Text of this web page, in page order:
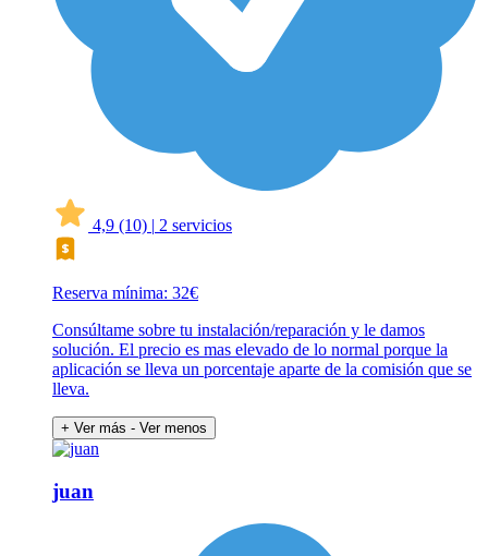
4,9 (10) | 2 servicios
Reserva mínima: 32€
Consúltame sobre tu instalación/reparación y le damos
solución. El precio es mas elevado de lo normal porque la
aplicación se lleva un porcentaje aparte de la comisión que se
lleva.
+ Ver más - Ver menos
juan